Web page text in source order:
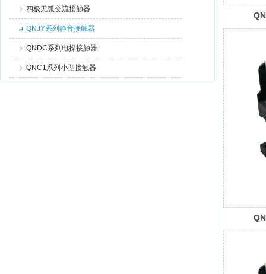
四极无弧交流接触器
QNJY系列静音接触器
QNDC系列电操接触器
QNC1系列小型接触器